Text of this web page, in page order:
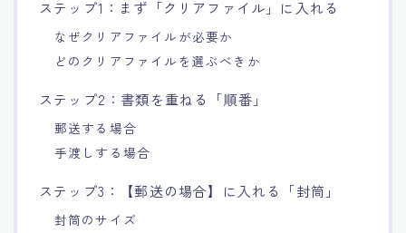
ステップ1：まず「クリアファイル」に入れる
なぜクリアファイルが必要か
どのクリアファイルを選ぶべきか
ステップ2：書類を重ねる「順番」
郵送する場合
手渡しする場合
ステップ3：【郵送の場合】に入れる「封筒」
封筒のサイズ